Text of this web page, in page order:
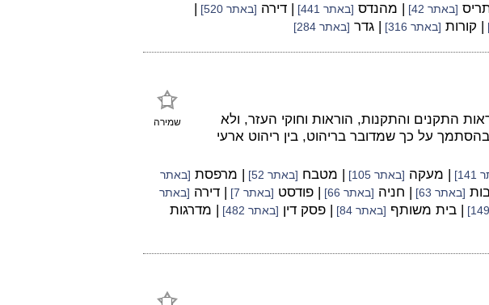
[באתר 42] | מהנדס [באתר 441] | דירה [באתר 520]
|
| קורות [באתר 316] | גדר [באתר 284]
שמירה
התקנים והתקנות, הוראות וחוקי העזר, ולא
בהסתמך על כך שמדובר בריהוט, בין ריהוט ארעי
| מעקה [באתר 105] | מטבח [באתר 52] | מרפסת [באתר
[באתר 63] | חניה [באתר 66] | פודסט [באתר 7] | דירה [באתר
| בית משותף [באתר 84] | פסק דין [באתר 482] | מדרגות